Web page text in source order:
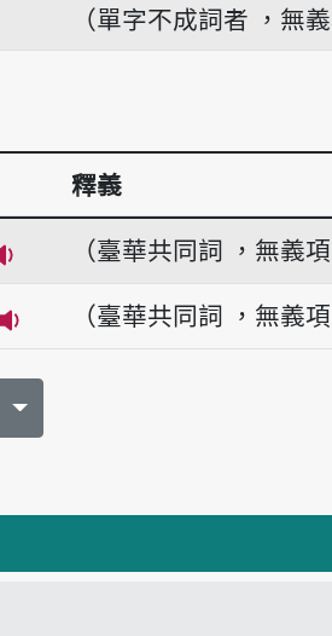
（單字不成詞者 ，無義
釋義
播放音讀hui-hông
（臺華共同詞 ，無義項
播放音讀Tun-hông
（臺華共同詞 ，無義項